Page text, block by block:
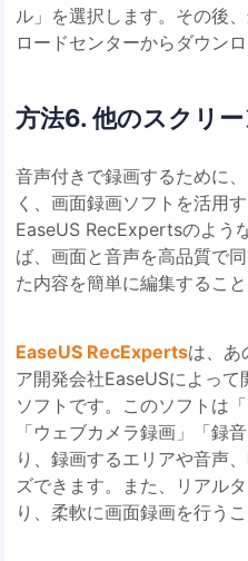
ル」を選択します。その後
ロードセンターからダウン
方法6. 他のスクリ
音声付きで録画するために
く、画面録画ソフトを活用
EaseUS RecExpertsのよう
ば、画面と音声を高品質で
た内容を簡単に編集すること
EaseUS RecExpertsは、あ
ア開発会社EaseUSによっ
ソフトです。このソフトは
「ウェブカメラ録画」「録
り、録画するエリアや音声
ズできます。また、リアル
り、柔軟に画面録画を行うこ